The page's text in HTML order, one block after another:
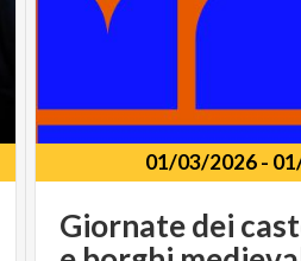
01/03/2026-
Giornatedei